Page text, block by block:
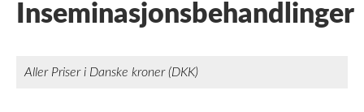
Inseminasjonsbehandlinger
Aller Priser i Danske kroner (DKK)